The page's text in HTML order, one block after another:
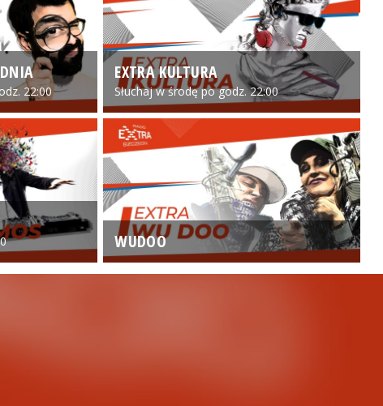
22:00
EXTRA KULTURA
Słuchaj w środę po godz. 22:00
WUDOO